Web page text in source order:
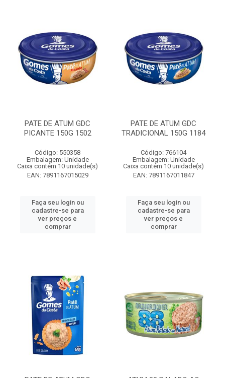
PATE DE ATUM GDC
PICANTE 150G 1502
Código: 550358
Embalagem: Unidade
Caixa contém 10 unidade(s)
EAN: 7891167015029
Faça seu login ou
cadastre-se para
ver preços e
comprar
PATE DE ATUM GDC
TRADICIONAL 150G 1184
Código: 766104
Embalagem: Unidade
Caixa contém 10 unidade(s)
EAN: 7891167011847
Faça seu login ou
cadastre-se para
ver preços e
comprar